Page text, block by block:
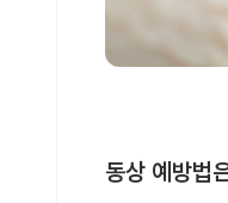
동상 예방법